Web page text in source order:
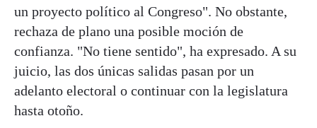
un proyecto político al Congreso". No obstante,
rechaza de plano una posible moción de
confianza. "No tiene sentido", ha expresado. A su
juicio, las dos únicas salidas pasan por un
adelanto electoral o continuar con la legislatura
hasta otoño.